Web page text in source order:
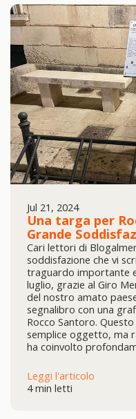
Jul 21, 2024
Una targa per
Grande
Cari lettori di
soddisfazione che vi
traguardo importante
luglio, grazie al Giro
del nostro amato
segnalibro con una
Rocco Santoro.
semplice oggetto, ma
ha coinvolto
Leggi l'articolo
4 min letti